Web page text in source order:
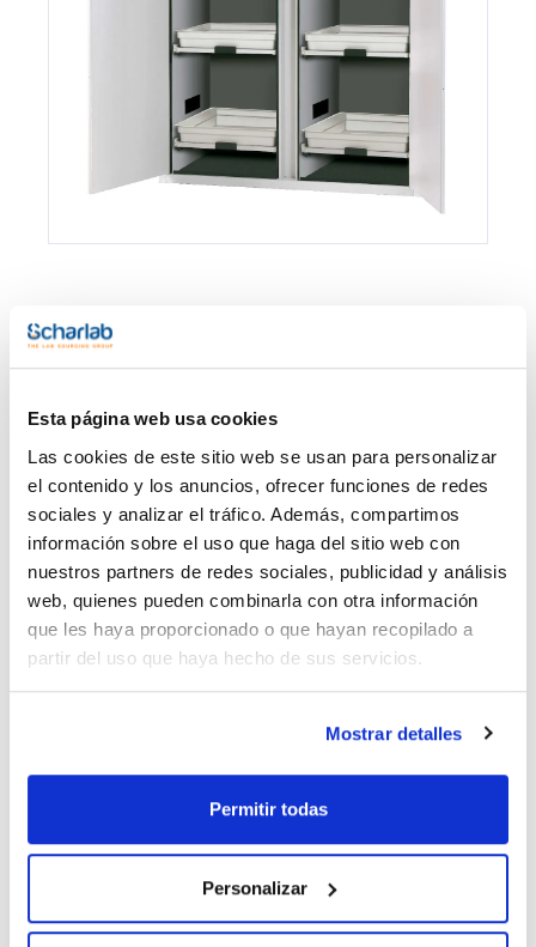
Esta página web usa cookies
Las cookies de este sitio web se usan para personalizar
el contenido y los anuncios, ofrecer funciones de redes
sociales y analizar el tráfico. Además, compartimos
información sobre el uso que haga del sitio web con
nuestros partners de redes sociales, publicidad y análisis
web, quienes pueden combinarla con otra información
que les haya proporcionado o que hayan recopilado a
partir del uso que haya hecho de sus servicios.
Mostrar detalles
Permitir todas
Personalizar
Envase Referencia
x u. 0030606001
Imprimir ficha de
producto
Características
Modelo : SL.196.120.MV
Construcción armario : Alto, 2 puertas
Color cuerpo : Gris claro
Equipamiento : Cuerpo sin equipamiento interior, con pared
medianera vertical
Carga máxima (kg) : 300
Dimensiones An x Al x Pr (mm) : 1197x1965x603
Armario especial para almacenamiento seguro y correcto de
corrosivos) en lugares de trabajo.
Cumple con los requisitos exigidos por la APQ-MIE-ITC-10
art. 26 publicados en el R.D. 656/2017.
Para modelos bajos:
paneles especiales recubiertos de melamina
de apertura de las puertas 93°, interior del armario
Ver más
descargas
descargas
SDS/ Hoja de seguridad
descargas